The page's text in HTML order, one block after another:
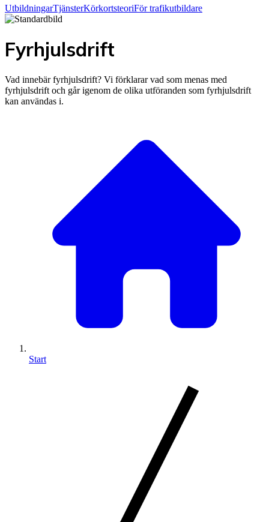
UtbildningarTjänsterKörkortsteoriFör trafikutbildare
Fyrhjulsdrift
Vad innebär fyrhjulsdrift? Vi förklarar vad som menas med
fyrhjulsdrift och går igenom de olika utföranden som fyrhjulsdrift
kan användas i.
Start